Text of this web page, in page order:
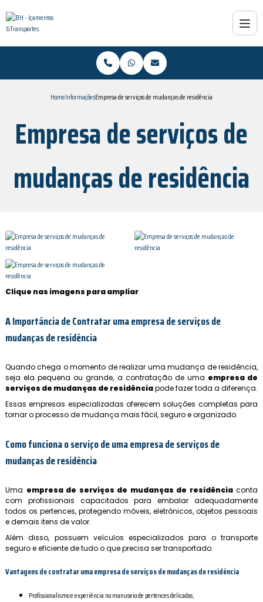
HomeInformaçõesEmpresa de serviços de mudanças de residência
Empresa de serviços de
mudanças de residência
Clique nas imagens para ampliar
A Importância de Contratar umaempresa de serviços de
mudanças de residência
Quando chega o momento de realizar uma mudança de residência,
seja ela pequena ou grande, a contratação de uma empresa de
serviços de mudanças de residênciapode fazer toda a diferença.
Essas empresas especializadas oferecem soluções completas para
tornar o processo de mudança mais fácil, seguro e organizado.
Como funciona o serviço de umaempresa de serviços de
mudanças de residência
Uma empresa de serviços de mudanças de residênciaconta
com profissionais capacitados para embalar adequadamente
todos os pertences, protegendo móveis, eletrônicos, objetos pessoais
e demais itens de valor.
Além disso, possuem veículos especializados para o transporte
seguro e eficiente de tudo o que precisa ser transportado.
Vantagens de contratar umaempresa de serviços de mudanças de residência
Profissionalismo e experiência no manuseio de pertences delicados;